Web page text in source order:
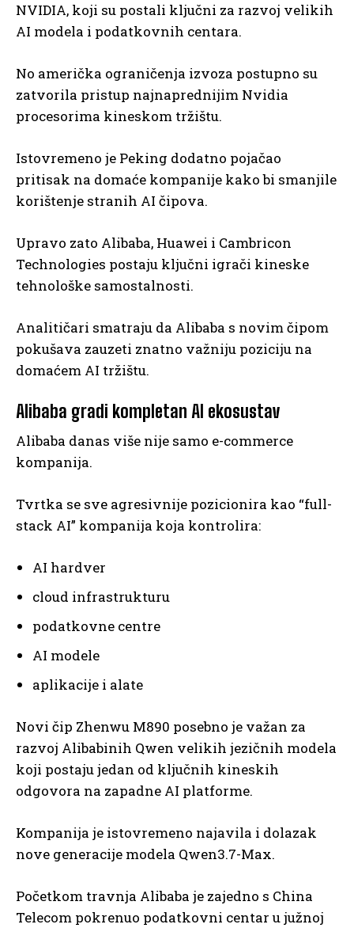
NVIDIA, koji su postali ključni za razvoj velikih
AI modela i podatkovnih centara.
No američka ograničenja izvoza postupno su
zatvorila pristup najnaprednijim Nvidia
procesorima kineskom tržištu.
Istovremeno je Peking dodatno pojačao
pritisak na domaće kompanije kako bi smanjile
korištenje stranih AI čipova.
Upravo zato Alibaba, Huawei i Cambricon
Technologies postaju ključni igrači kineske
tehnološke samostalnosti.
Analitičari smatraju da Alibaba s novim čipom
pokušava zauzeti znatno važniju poziciju na
domaćem AI tržištu.
Alibaba gradi kompletan AI ekosustav
Alibaba danas više nije samo e-commerce
kompanija.
Tvrtka se sve agresivnije pozicionira kao “full-
stack AI” kompanija koja kontrolira:
AI hardver
cloud infrastrukturu
podatkovne centre
AI modele
aplikacije i alate
Novi čip Zhenwu M890 posebno je važan za
razvoj Alibabinih Qwen velikih jezičnih modela
koji postaju jedan od ključnih kineskih
odgovora na zapadne AI platforme.
Kompanija je istovremeno najavila i dolazak
nove generacije modela Qwen3.7-Max.
Početkom travnja Alibaba je zajedno s China
Telecom pokrenuo podatkovni centar u južnoj